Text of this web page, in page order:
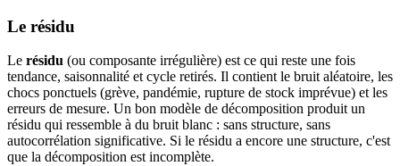
Le résidu
Le résidu (ou composante irrégulière) est ce qui reste une fois
tendance, saisonnalité et cycle retirés. Il contient le bruit aléatoire, les
chocs ponctuels (grève, pandémie, rupture de stock imprévue) et les
erreurs de mesure. Un bon modèle de décomposition produit un
résidu qui ressemble à du bruit blanc : sans structure, sans
autocorrélation significative. Si le résidu a encore une structure, c'est
que la décomposition est incomplète.